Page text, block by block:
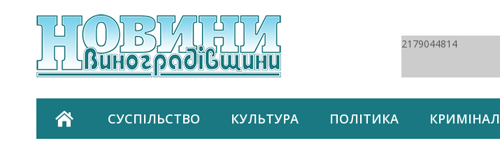
2179044814
СУСПІЛЬСТВО КУЛЬТУРА ПОЛІТИКА КРИМІНАЛ